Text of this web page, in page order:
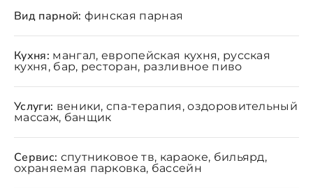
Вид парной: финская парная
Кухня: мангал, европейская кухня, русская
кухня, бар, ресторан, разливное пиво
Услуги: веники, спа-терапия, оздоровительный
массаж, банщик
Сервис: спутниковое тв, караоке, бильярд,
охраняемая парковка, бассейн